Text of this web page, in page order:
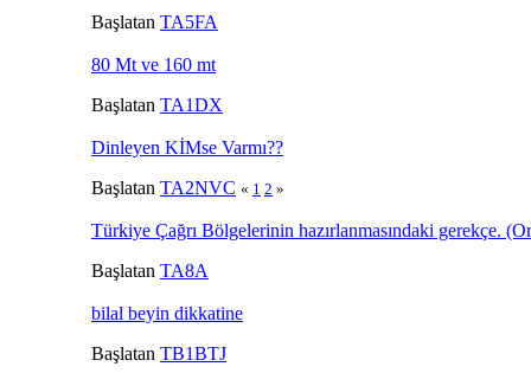
Başlatan TA5FA
80 Mt ve 160 mt
Başlatan TA1DX
Dinleyen KİMse Varmı??
Başlatan TA2NVC « 1 2 »
Türkiye Çağrı Bölgelerinin hazırlanmasındaki gerekçe.
Başlatan TA8A
bilal beyin dikkatine
Başlatan TB1BTJ